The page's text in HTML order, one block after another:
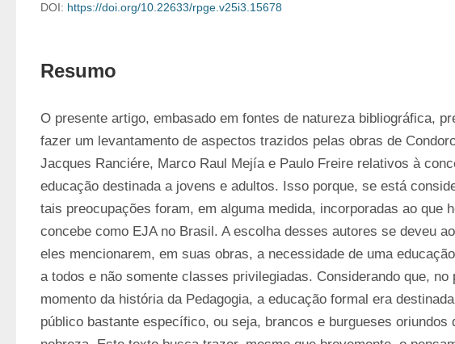
DOI: https://doi.org/10.22633/rpge.v25i3.15678
Resumo
O presente artigo, embasado em fontes de natureza bibliográfica,
fazer um levantamento de aspectos trazidos pelas obras de
Jacques Ranciére, Marco Raul Mejía e Paulo Freire relativos à
educação destinada a jovens e adultos. Isso porque, se está
tais preocupações foram, em alguma medida, incorporadas ao que
concebe como EJA no Brasil. A escolha desses autores se deveu
eles mencionarem, em suas obras, a necessidade de uma
a todos e não somente classes privilegiadas. Considerando que, no
momento da história da Pedagogia, a educação formal era
público bastante específico, ou seja, brancos e burgueses oriundos